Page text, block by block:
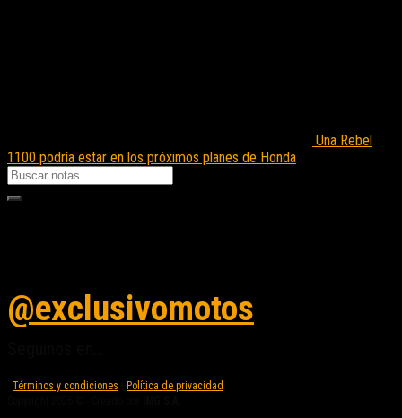
Una Rebel
1100 podría estar en los próximos planes de Honda
@exclusivomotos
Términos y condiciones
Política de privacidad